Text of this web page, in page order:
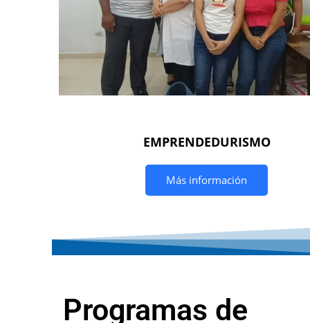
EMPRENDEDURISMO
Más información
Programas de